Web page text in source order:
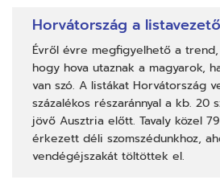
Horvátország a listavezető
Évről évre megfigyelhető a
hogy hova utaznak a magyarok,
van szó. A listákat Horvátország
százalékos részaránnyal a kb. 20
jövő Ausztria előtt. Tavaly közel
érkezett déli szomszédunkhoz,
vendégéjszakát töltöttek el.